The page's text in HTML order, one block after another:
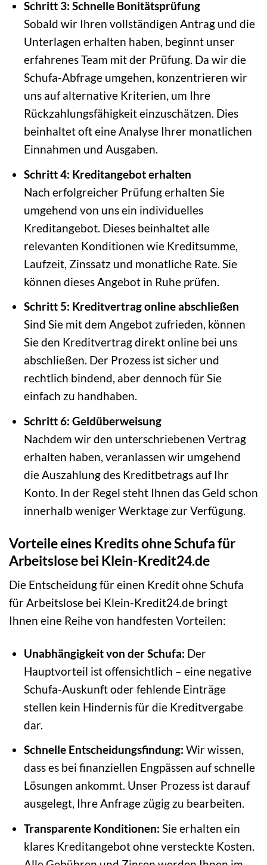
Schritt 3: Schnelle Bonitätsprüfung
Sobald wir Ihren vollständigen Antrag und die
Unterlagen erhalten haben, beginnt unser
erfahrenes Team mit der Prüfung. Da wir die
Schufa-Abfrage umgehen, konzentrieren wir
uns auf alternative Kriterien, um Ihre
Rückzahlungsfähigkeit einzuschätzen. Dies
beinhaltet oft eine Analyse Ihrer monatlichen
Einnahmen und Ausgaben.
Schritt 4: Kreditangebot erhalten
Nach erfolgreicher Prüfung erhalten Sie
umgehend von uns ein individuelles
Kreditangebot. Dieses beinhaltet alle
relevanten Konditionen wie Kreditsumme,
Laufzeit, Zinssatz und monatliche Rate. Sie
können dieses Angebot in Ruhe prüfen.
Schritt 5: Kreditvertrag online abschließen
Sind Sie mit dem Angebot zufrieden, können
Sie den Kreditvertrag direkt online bei uns
abschließen. Der Prozess ist sicher und
rechtlich bindend, aber dennoch für Sie
einfach zu handhaben.
Schritt 6: Geldüberweisung
Nachdem wir den unterschriebenen Vertrag
erhalten haben, veranlassen wir umgehend
die Auszahlung des Kreditbetrags auf Ihr
Konto. In der Regel steht Ihnen das Geld schon
innerhalb weniger Werktage zur Verfügung.
Vorteile eines Kredits ohne Schufa für
Arbeitslose bei Klein-Kredit24.de
Die Entscheidung für einen Kredit ohne Schufa
für Arbeitslose bei Klein-Kredit24.de bringt
Ihnen eine Reihe von handfesten Vorteilen:
Unabhängigkeit von der Schufa: Der
Hauptvorteil ist offensichtlich – eine negative
Schufa-Auskunft oder fehlende Einträge
stellen kein Hindernis für die Kreditvergabe
dar.
Schnelle Entscheidungsfindung: Wir wissen,
dass es bei finanziellen Engpässen auf schnelle
Lösungen ankommt. Unser Prozess ist darauf
ausgelegt, Ihre Anfrage zügig zu bearbeiten.
Transparente Konditionen: Sie erhalten ein
klares Kreditangebot ohne versteckte Kosten.